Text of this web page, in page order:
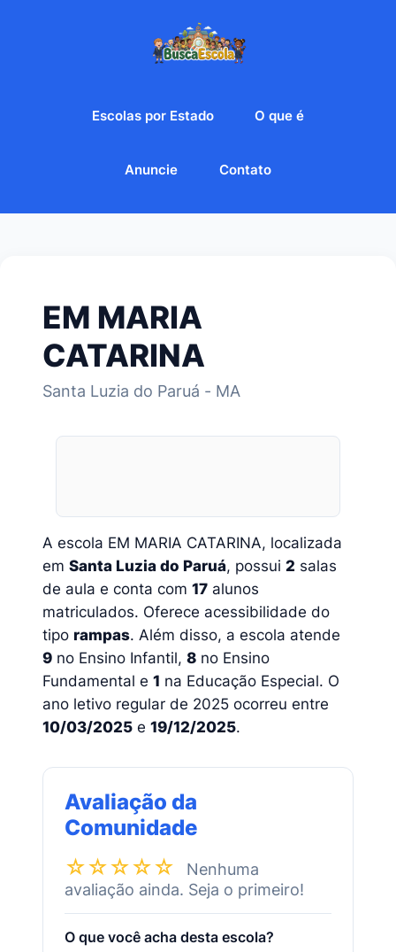
Escolas por Estado O que é
Anuncie Contato
EM MARIA
CATARINA
Santa Luzia do Paruá - MA
A escola EM MARIA CATARINA, localizada
em Santa Luzia do Paruá, possui 2 salas
de aula e conta com 17 alunos
matriculados. Oferece acessibilidade do
tipo rampas. Além disso, a escola atende
9 no Ensino Infantil, 8 no Ensino
Fundamental e 1 na Educação Especial. O
ano letivo regular de 2025 ocorreu entre
10/03/2025 e 19/12/2025.
Avaliação da
Comunidade
☆☆☆☆☆
Nenhuma
avaliação ainda. Seja o primeiro!
O que você acha desta escola?